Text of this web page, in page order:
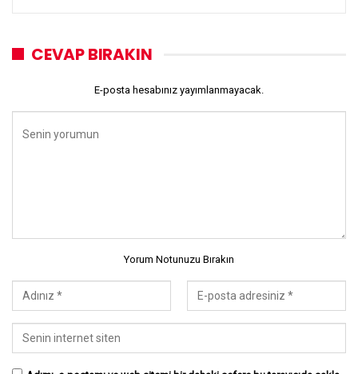
CEVAP BIRAKIN
E-posta hesabınız yayımlanmayacak.
Yorum Notunuzu Bırakın